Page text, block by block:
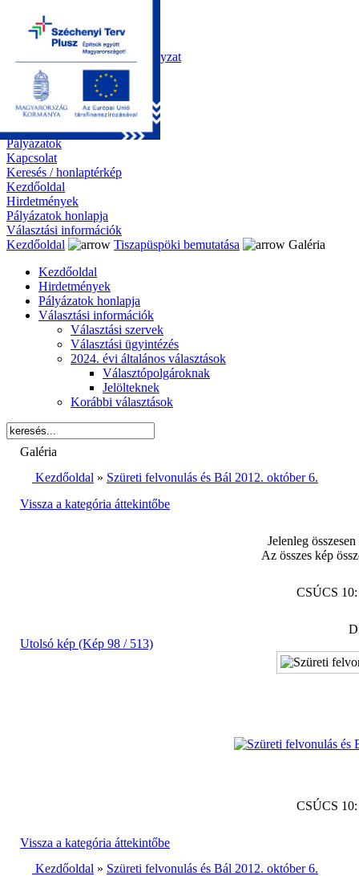
Kezdőoldal
Önkormányzat
Polgármesteri Hivatal
Roma Nemzetiségi Önkormányzat
Elektronikus ügyintézés
Közérdekű információk
Tiszapüspöki bemutatása
Galéria
Díjazottaink
Pályázatok
Kapcsolat
Keresés / honlaptérkép
Kezdőoldal
Hirdetmények
Pályázatok honlapja
Választási információk
Kezdőoldal
Tiszapüspöki bemutatása
Galéria
Kezdőoldal
Hirdetmények
Pályázatok honlapja
Választási információk
Választási szervek
Választási ügyintézés
2024. évi általános választások
Választópolgároknak
Jelölteknek
Korábbi választások
Galéria
Kezdőoldal » Szüreti felvonulás és Bál 2012. október 6.
Vissza a kategória áttekintőbe
Jelenleg
Az összes kép
CSÚCS
Utolsó kép (Kép 98 / 513)
CSÚCS
Vissza a kategória áttekintőbe
Kezdőoldal » Szüreti felvonulás és Bál 2012. október 6.